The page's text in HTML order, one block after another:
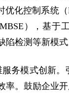
优化控制系统
），基于
陷检测等新模式
务模式创新
率。鼓励企业